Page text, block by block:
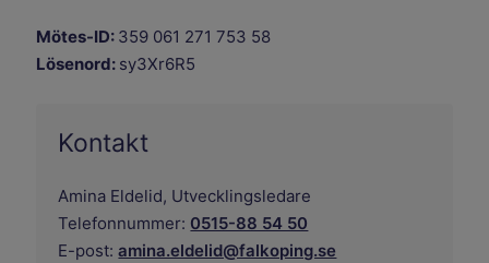
Mötes-ID: 359 061 271 753 58
Lösenord: sy3Xr6R5
Kontakt
Amina Eldelid, Utvecklingsledare
Telefonnummer: 0515-88 54 50
E-post: amina.eldelid@falkoping.se